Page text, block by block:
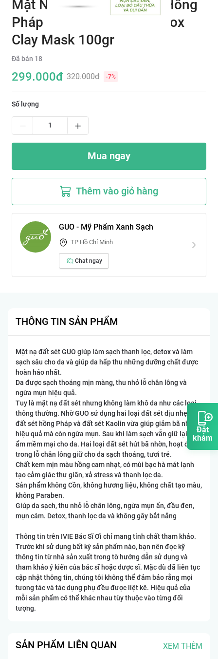
Đặt
khám
Mặt Nạ Thải Độc Đất Sét Hồng
Pháp Ngừa Mụn GUO -Detox
Clay Mask 100gr
Đã bán 18
299.000đ 320.000đ -7%
Số lượng
Mua ngay
Thêm vào giỏ hàng
GUO - Mỹ Phẩm Xanh Sạch
TP Hồ Chí Minh
Chat ngay
THÔNG TIN SẢN PHẨM
Mặt nạ đất sét GUO giúp làm sạch thanh lọc, detox và làm
sạch sâu cho da và giúp da hấp thu những dưỡng chất được
hoàn hảo nhất.
Da được sạch thoáng mịn màng, thu nhỏ lỗ chân lông và
ngừa mụn hiệu quả.
Tuy là mặt nạ đất sét nhưng không làm khô da như các loại
thông thường. Nhờ GUO sử dụng hai loại đất sét dịu nhẹ là
đất sét hồng Pháp và đất sét Kaolin vừa giúp giảm bã nhờn
hiệu quả mà còn ngừa mụn. Sau khi làm sạch vẫn giữ lại độ
ẩm mềm mại cho da. Hai loại đất sét hút bã nhờn, hoạt động
trong lỗ chân lông giữ cho da sạch thoáng, tươi trẻ.
Chất kem mịn màu hồng cam nhạt, có mùi bạc hà mát lạnh
tạo cảm giác thư giãn, xả stress và thanh lọc da.
Sản phẩm không Cồn, không hương liệu, không chất tạo màu,
không Paraben.
Giúp da sạch, thu nhỏ lỗ chân lông, ngừa mụn ẩn, đầu đen,
mụn cám. Detox, thanh lọc da và không gây bắt nắng
Thông tin trên IVIE Bác Sĩ Ơi chỉ mang tính chất tham khảo.
Trước khi sử dụng bất kỳ sản phẩm nào, bạn nên đọc kỹ
thông tin từ nhà sản xuất trong tờ hướng dẫn sử dụng và
tham khảo ý kiến của bác sĩ hoặc dược sĩ. Mặc dù đã liên tục
cập nhật thông tin, chúng tôi không thể đảm bảo rằng mọi
tương tác và tác dụng phụ đều được liệt kê. Hiệu quả của
mỗi sản phẩm có thể khác nhau tùy thuộc vào từng đối
tượng.
SẢN PHẨM LIÊN QUAN XEM THÊM